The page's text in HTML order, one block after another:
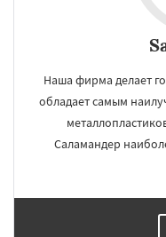
Наша фирма делает
обладает самым
Саламандер